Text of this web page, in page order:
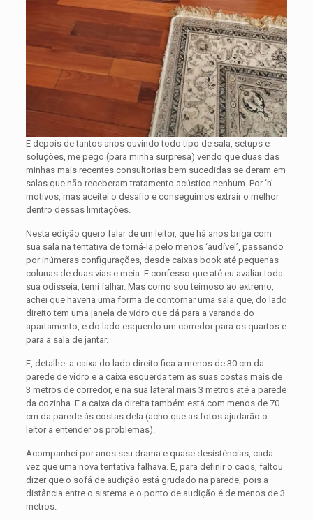
E depois de tantos anos ouvindo todo tipo de sala, setups e
soluções, me pego (para minha surpresa) vendo que duas das
minhas mais recentes consultorias bem sucedidas se deram em
salas que não receberam tratamento acústico nenhum. Por ‘n’
motivos, mas aceitei o desafio e conseguimos extrair o melhor
dentro dessas limitações.
Nesta edição quero falar de um leitor, que há anos briga com
sua sala na tentativa de torná-la pelo menos ‘audível’, passando
por inúmeras configurações, desde caixas book até pequenas
colunas de duas vias e meia. E confesso que até eu avaliar toda
sua odisseia, temi falhar. Mas como sou teimoso ao extremo,
achei que haveria uma forma de contornar uma sala que, do lado
direito tem uma janela de vidro que dá para a varanda do
apartamento, e do lado esquerdo um corredor para os quartos e
para a sala de jantar.
E, detalhe: a caixa do lado direito fica a menos de 30 cm da
parede de vidro e a caixa esquerda tem as suas costas mais de
3 metros de corredor, e na sua lateral mais 3 metros até a parede
da cozinha. E a caixa da direita também está com menos de 70
cm da parede às costas dela (acho que as fotos ajudarão o
leitor a entender os problemas).
Acompanhei por anos seu drama e quase desistências, cada
vez que uma nova tentativa falhava. E, para definir o caos, faltou
dizer que o sofá de audição está grudado na parede, pois a
distância entre o sistema e o ponto de audição é de menos de 3
metros.